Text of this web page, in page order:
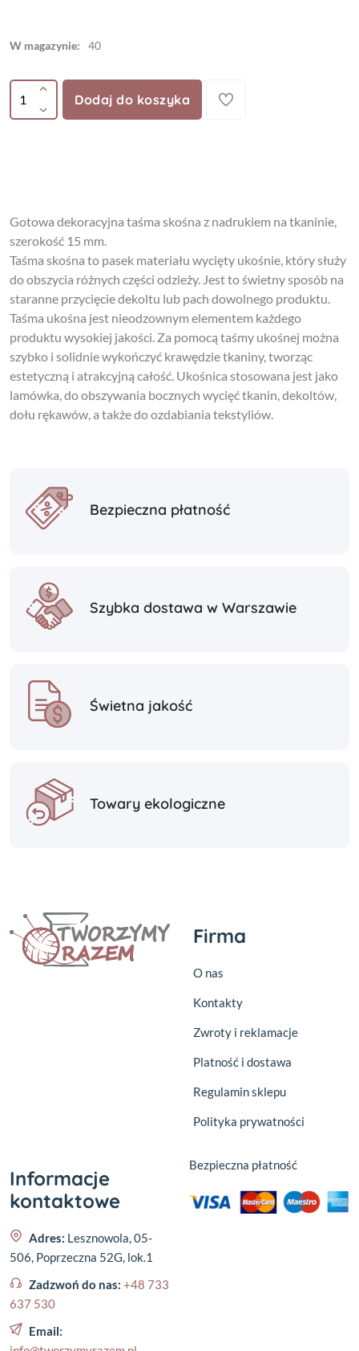
W magazynie: 40
Dodaj do koszyka
Gotowa dekoracyjna taśma skośna z nadrukiem na tkaninie,
szerokość 15 mm.
Taśma skośna to pasek materiału wycięty ukośnie, który służy
do obszycia różnych części odzieży. Jest to świetny sposób na
staranne przycięcie dekoltu lub pach dowolnego produktu.
Taśma ukośna jest nieodzownym elementem każdego
produktu wysokiej jakości. Za pomocą taśmy ukośnej można
szybko i solidnie wykończyć krawędzie tkaniny, tworząc
estetyczną i atrakcyjną całość. Ukośnica stosowana jest jako
lamówka, do obszywania bocznych wycięć tkanin, dekoltów,
dołu rękawów, a także do ozdabiania tekstyliów.
Bezpieczna płatność
Szybka dostawa w Warszawie
Świetna jakość
Towary ekologiczne
Firma
O nas
Kontakty
Zwroty i reklamacje
Platność i dostawa
Regulamin sklepu
Polityka prywatności
Informacje
kontaktowe
Adres: Lesznowola, 05-
506, Poprzeczna 52G, lok.1
Zadzwoń do nas: +48 733
637 530
Email:
Bezpieczna płatność